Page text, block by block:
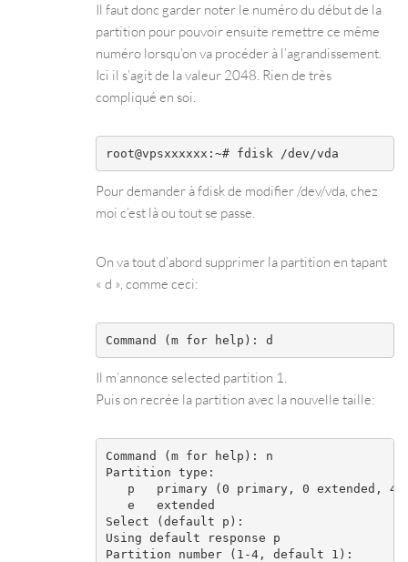
Il faut donc garder noter le numéro du début de la
partition pour pouvoir ensuite remettre ce même
numéro lorsqu’on va procéder à l’agrandissement.
Ici il s’agit de la valeur 2048. Rien de très
compliqué en soi.
root@vpsxxxxxx:~# fdisk /dev/vda
Pour demander à fdisk de modifier /dev/vda, chez
moi c’est là ou tout se passe.
On va tout d’abord supprimer la partition en tapant
« d », comme ceci:
Command (m for help): d
Il m’annonce selected partition 1.
Puis on recrée la partition avec la nouvelle taille:
Command (m for help): n
Partition type:
p   primary (0 primary, 0 extended, 4
   e   extended
Select (default p):
Using default response p
Partition number (1-4, default 1):